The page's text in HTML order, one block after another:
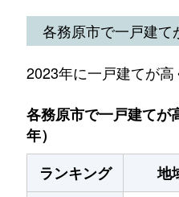
各務原市で一戸建て
2023年に一戸建てが高
各務原市で一戸建てが
年）
ランキング
地